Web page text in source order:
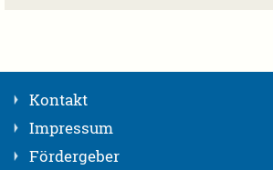
Kontakt
Impressum
Fördergeber